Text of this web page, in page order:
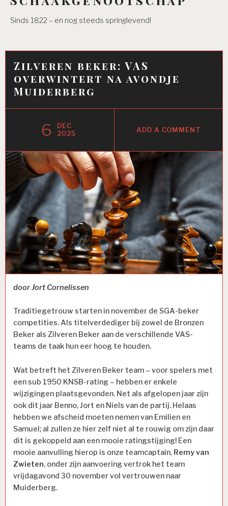
Sinds 1822 – en nog steeds springlevend!
Zilveren beker: VAS
overwintert na avondje
Muiderberg
6
DEC
2025
ADD A COMMENT
door Jort Cornelissen
Traditiegetrouw starten in november de SGA-beker
competities. Als titelverdediger bij zowel de Bronzen
Beker als Zilveren Beker aan de verschillende VAS-
teams de taak hun eer hoog te houden.
Wat betreft het Zilveren Beker team – voor spelers met
een sub 1950 KNSB-rating – hebben er enkele
wijzigingen plaatsgevonden. Net als afgelopen jaar zijn
ook dit jaar Benno, Jort en Niels van de partij. Helaas
hebben we afscheid moeten nemen van Emilien en
Samuel; al zullen ze hier zelf niet al te rouwig om zijn daar
dit is gekoppeld aan een mooie ratingstijging! Een
mooie aanvulling hierop is onze teamcaptain, Remy van
Zwieten, onder zijn aanvoering vertrok het team
vrijdagavond 30 november vol vertrouwen naar
Muiderberg.